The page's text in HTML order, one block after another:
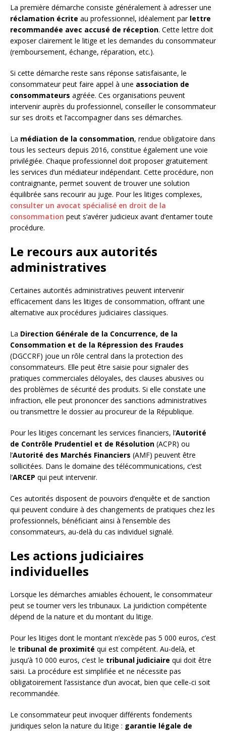
La première démarche consiste généralement à adresser une
réclamation écrite au professionnel, idéalement par lettre
recommandée avec accusé de réception. Cette lettre doit
exposer clairement le litige et les demandes du consommateur
(remboursement, échange, réparation, etc.).
Si cette démarche reste sans réponse satisfaisante, le
consommateur peut faire appel à une association de
consommateurs agréée. Ces organisations peuvent
intervenir auprès du professionnel, conseiller le consommateur
sur ses droits et l’accompagner dans ses démarches.
La médiation de la consommation, rendue obligatoire dans
tous les secteurs depuis 2016, constitue également une voie
privilégiée. Chaque professionnel doit proposer gratuitement
les services d’un médiateur indépendant. Cette procédure, non
contraignante, permet souvent de trouver une solution
équilibrée sans recourir au juge. Pour les litiges complexes,
consulter un avocat spécialisé en droit de la
consommation peut s’avérer judicieux avant d’entamer toute
procédure.
Le recours aux autorités
administratives
Certaines autorités administratives peuvent intervenir
efficacement dans les litiges de consommation, offrant une
alternative aux procédures judiciaires classiques.
La Direction Générale de la Concurrence, de la
Consommation et de la Répression des Fraudes
(DGCCRF) joue un rôle central dans la protection des
consommateurs. Elle peut être saisie pour signaler des
pratiques commerciales déloyales, des clauses abusives ou
des problèmes de sécurité des produits. Si elle constate une
infraction, elle peut prononcer des sanctions administratives
ou transmettre le dossier au procureur de la République.
Pour les litiges concernant les services financiers, l’Autorité
de Contrôle Prudentiel et de Résolution (ACPR) ou
l’Autorité des Marchés Financiers (AMF) peuvent être
sollicitées. Dans le domaine des télécommunications, c’est
l’ARCEP qui peut intervenir.
Ces autorités disposent de pouvoirs d’enquête et de sanction
qui peuvent conduire à des changements de pratiques chez les
professionnels, bénéficiant ainsi à l’ensemble des
consommateurs, au-delà du cas individuel signalé.
Les actions judiciaires
individuelles
Lorsque les démarches amiables échouent, le consommateur
peut se tourner vers les tribunaux. La juridiction compétente
dépend de la nature et du montant du litige.
Pour les litiges dont le montant n’excède pas 5 000 euros, c’est
le tribunal de proximité qui est compétent. Au-delà, et
jusqu’à 10 000 euros, c’est le tribunal judiciaire qui doit être
saisi. La procédure est simplifiée et ne nécessite pas
obligatoirement l’assistance d’un avocat, bien que celle-ci soit
recommandée.
Le consommateur peut invoquer différents fondements
juridiques selon la nature du litige : garantie légale de